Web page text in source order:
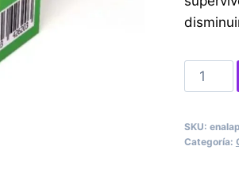
mg
SKU:
Categoría: